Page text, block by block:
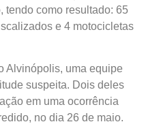
tendo como resultado: 65
e 4 motocicletas
Alvinópolis, uma equipe
suspeita. Dois deles
em uma ocorrência
no dia 26 de maio.